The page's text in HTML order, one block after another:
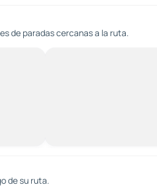
de paradas cercanas a la ruta.
de su ruta.